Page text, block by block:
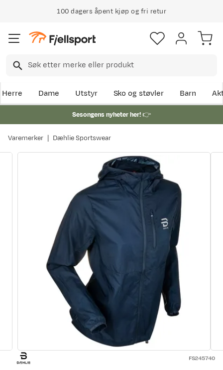
100 dagers åpent kjøp og fri retur
Herre Dame Utstyr Sko og støvler Barn
Sesongens nyheter her!👉
Varemerker Dæhlie Sportswear
FS245740